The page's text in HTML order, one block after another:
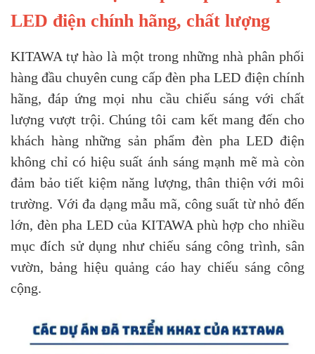
LED điện chính hãng, chất lượng
KITAWA tự hào là một trong những nhà phân phối
hàng đầu chuyên cung cấp đèn pha LED điện chính
hãng, đáp ứng mọi nhu cầu chiếu sáng với chất
lượng vượt trội. Chúng tôi cam kết mang đến cho
khách hàng những sản phẩm đèn pha LED điện
không chỉ có hiệu suất ánh sáng mạnh mẽ mà còn
đảm bảo tiết kiệm năng lượng, thân thiện với môi
trường. Với đa dạng mẫu mã, công suất từ nhỏ đến
lớn, đèn pha LED của KITAWA phù hợp cho nhiều
mục đích sử dụng như chiếu sáng công trình, sân
vườn, bảng hiệu quảng cáo hay chiếu sáng công
cộng.